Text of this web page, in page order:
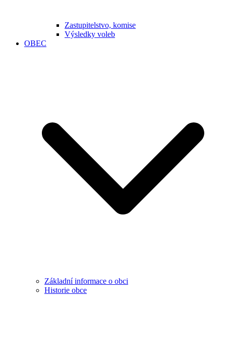
Zastupitelstvo, komise
Výsledky voleb
OBEC
Základní informace o obci
Historie obce